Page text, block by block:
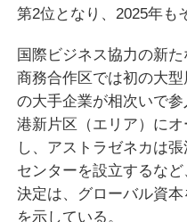
第2位となり、2025年も
国際ビジネス協力の新
商務合作区では初の大
の大手企業が相次いで
港新片区（エリア）に
し、アストラゼネカは
センターを設立するな
決定は、グローバル資
を示している。